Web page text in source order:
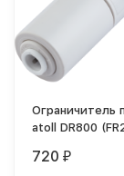
Ограничитель
atoll DR800
720 ₽